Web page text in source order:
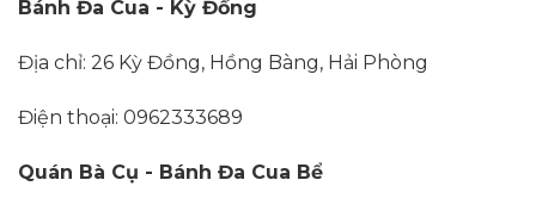
Bánh Đa Cua - Kỳ Đồng
Địa chỉ: 26 Kỳ Đồng, Hồng Bàng, Hải Phòng
Điện thoại: 0962333689
Quán Bà Cụ - Bánh Đa Cua Bể